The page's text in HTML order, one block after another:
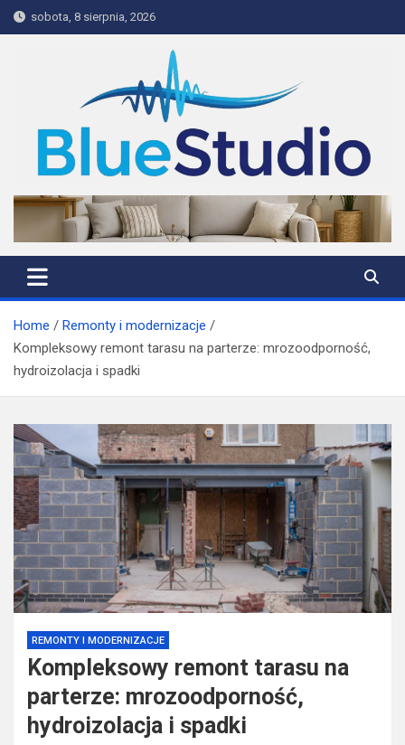
Skip
to
sobota, 8 sierpnia, 2026
BlueStudio
Home
Remonty i modernizacje
Kompleksowy remont tarasu na parterze: mrozoodporność,
hydroizolacja i spadki
REMONTY I MODERNIZACJE
Kompleksowy remont tarasu na
parterze: mrozoodporność,
hydroizolacja i spadki